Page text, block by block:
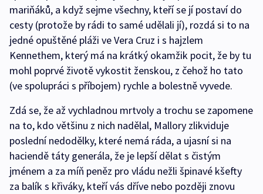
mariňáků, a když sejme všechny, kteří se jí postaví do
cesty (protože by rádi to samé udělali jí), rozdá si to na
jedné opuštěné pláži ve Vera Cruz i s hajzlem
Kennethem, který má na krátký okamžik pocit, že by tu
mohl poprvé životě vykostit ženskou, z čehož ho tato
(ve spolupráci s příbojem) rychle a bolestně vyvede.
Zdá se, že až vychladnou mrtvoly a trochu se zapomene
na to, kdo většinu z nich nadělal, Mallory zlikviduje
poslední nedodělky, které nemá ráda, a ujasní si na
haciendě táty generála, že je lepší dělat s čistým
jménem a za míň peněz pro vládu nežli špinavé kšefty
za balík s křiváky, kteří vás dříve nebo později znovu